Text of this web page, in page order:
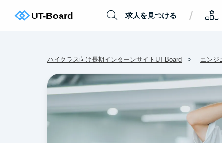
求人を見つける /
ハイクラス向け長期インターンサイトUT-Board エンジ